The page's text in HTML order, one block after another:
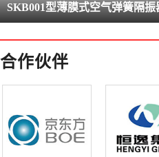
SKB001型薄膜式空气弹簧隔振
合作伙伴